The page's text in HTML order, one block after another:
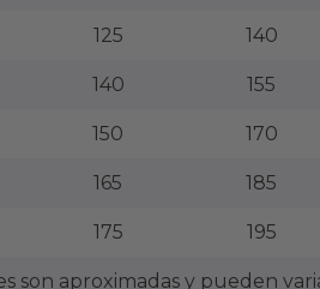
125 140
140 155
150 170
165 185
175 195
son aproximadas y pueden